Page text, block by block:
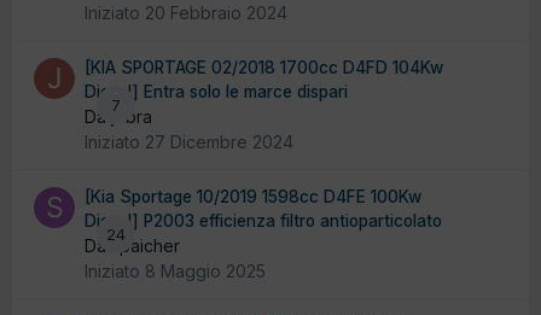
Iniziato 20 Febbraio 2024
7
[KIA SPORTAGE 02/2018 1700cc D4FD 104Kw
Diesel] Entra solo le marce dispari
Da jobra
Iniziato 27 Dicembre 2024
24
[Kia Sportage 10/2019 1598cc D4FE 100Kw
Diesel] P2003 efficienza filtro antioparticolato
Da spaicher
Iniziato 8 Maggio 2025